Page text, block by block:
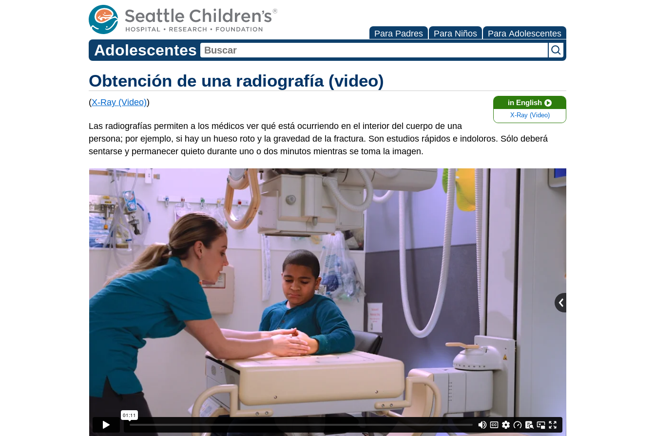
Para Padres Para Niños Para Adolescentes
Adolescentes
Obtención de una radiografía (video)
in English
X-Ray (Video)
(X-Ray (Video))
Las radiografías permiten a los médicos ver qué está ocurriendo en el interior del cuerpo de una
persona; por ejemplo, si hay un hueso roto y la gravedad de la fractura. Son estudios rápidos e indoloros. Sólo deberá
sentarse y permanecer quieto durante uno o dos minutos mientras se toma la imagen.